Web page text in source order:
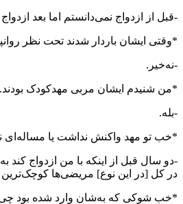
-قبل از ازدواج نمی‌دانستم اما بعد
*وقتی ایشان باردار شدند تحت نظر
-نه‌خیر.
*من شنیدم ایشان مربی مهدکودک بودند.
-بله.
*خب تو مهد واکنش نداشت یا مساله‌ای
-دو سال قبل از اینکه با من ازدواج
در کل [در این نوع] مریضی‌ها
*خب شوکی که به‌شان وارد شده بود چی